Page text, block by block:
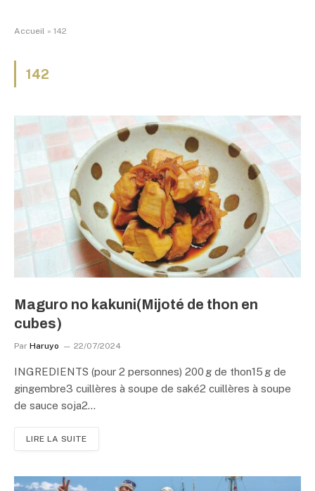
Accueil » 142
142
Maguro no kakuni(Mijoté de thon en
cubes)
Par Haruyo 22/07/2024
INGREDIENTS (pour 2 personnes) 200 g de thon15 g de
gingembre3 cuillères à soupe de saké2 cuillères à soupe
de sauce soja2…
LIRE LA SUITE